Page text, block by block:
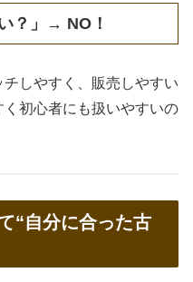
？」→ NO！
しやすく、販売しやすい
初心者にも扱いやすいの
“自分に合った古